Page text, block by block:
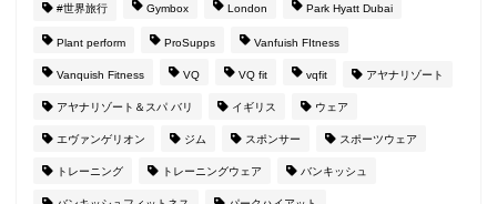
#世界旅行 Gymbox London Park Hyatt Dubai
Plant perform ProSupps Vanfuish FItness
Vanquish Fitness VQ VQ fit vqfit アヤナリゾート
アヤナリゾート＆スパ バリ イギリス ウェア
エヴァンゲリオン ジム スポンサー スポーツウェア
トレーニング トレーニングウェア バンキッシュ